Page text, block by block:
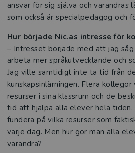
ansvar för sig själva och varandras
som också är specialpedagog och
Hur började Niclas intresse för
– Intresset började med att jag
arbeta mer språkutvecklande och
Jag ville samtidigt inte ta tid från
kunskapsinlärningen. Flera
resurser i sina klassrum och de
tid att hjälpa alla elever hela
fundera på vilka resurser som
varje dag. Men hur gör man alla
varandra?